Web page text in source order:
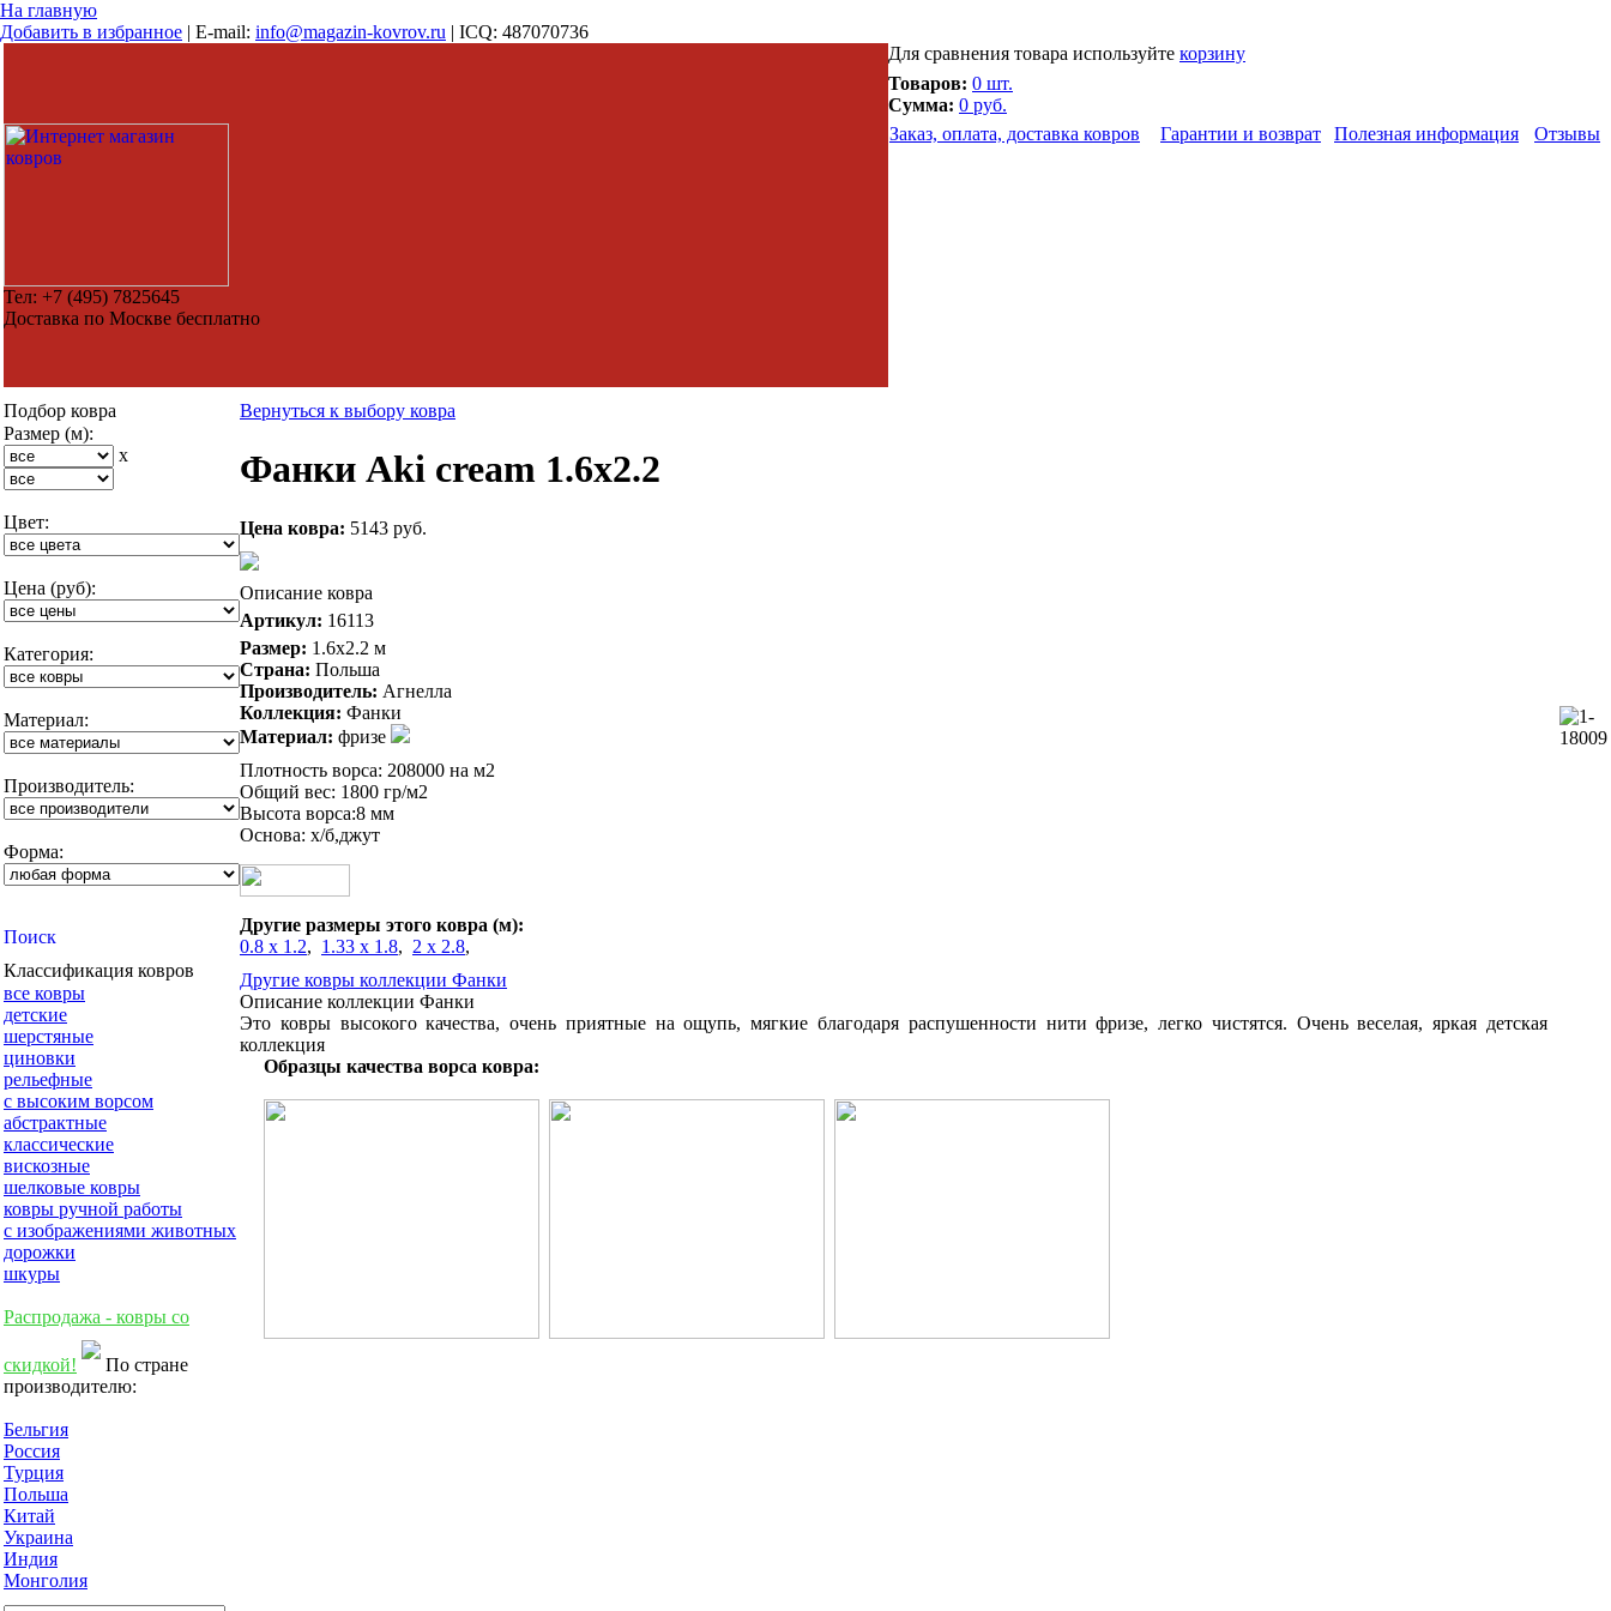
На главную
Добавить в избранное | E-mail: info@magazin-kovrov.ru | ICQ: 487070736
Тел: +7 (495) 7825645
Доставка по Москве бесплатно
Для сравнения товара используйте корзину
Товаров: 0 шт.
Сумма: 0 руб.
Заказ, оплата, доставка ковров
Гарантии и возврат Полезная информация Отзывы
Подбор ковра
Размер (м):
x
Цвет:
Цена (руб):
Категория:
Материал:
Производитель:
Форма:
Классификация ковров
все ковры
детские
шерстяные
циновки
рельефные
с высоким ворсом
абстрактные
классические
вискозные
шелковые ковры
ковры ручной работы
с изображениями животных
дорожки
шкуры
Распродажа - ковры со
скидкой!
По стране
производителю:
Бельгия
Россия
Турция
Польша
Китай
Украина
Индия
Монголия
Вернуться к выбору ковра
Фанки Aki cream 1.6x2.2
Цена ковра: 5143 руб.
Описание ковра
Артикул: 16113
Размер: 1.6x2.2 м
Страна: Польша
Производитель: Агнелла
Коллекция: Фанки
Материал: фризе
Плотность ворса: 208000 на м2
Общий вес: 1800 гр/м2
Высота ворса:8 мм
Основа: х/б,джут
Другие размеры этого ковра (м):
0.8 x 1.2, 1.33 x 1.8, 2 x 2.8,
Другие ковры коллекции Фанки
Описание коллекции Фанки
Это ковры высокого качества, очень приятные на ощупь, мягкие благодаря распушенности нити фризе, легко чистятся. Очень веселая, яркая детская
коллекция
Образцы качества ворса ковра: